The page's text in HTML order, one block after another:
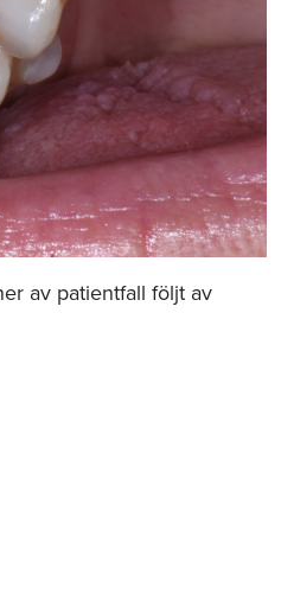
av patientfall följt av